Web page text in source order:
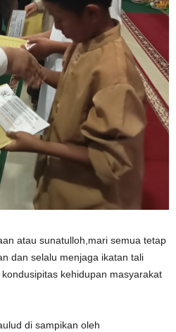
atau sunatulloh,mari semua tetap
dan selalu menjaga ikatan tali
kehidupan masyarakat
di sampikan oleh